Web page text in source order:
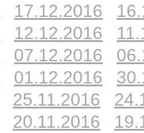
17.12.2016
12.12.2016
07.12.2016
01.12.2016
25.11.2016
20.11.2016